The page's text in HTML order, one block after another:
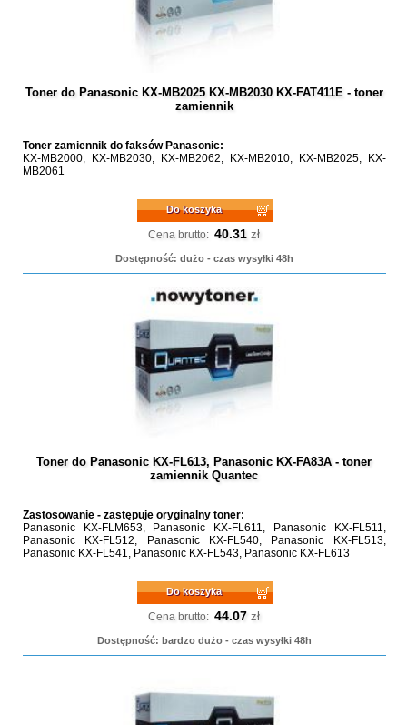
Toner do Panasonic KX-MB2025 KX-MB2030 KX-FAT411E - toner
zamiennik
Toner zamiennik do faksów Panasonic:
KX-MB2000, KX-MB2030, KX-MB2062, KX-MB2010, KX-MB2025, KX-
MB2061
Do koszyka
Cena brutto: 40.31 zł
Dostępność: dużo - czas wysyłki 48h
Toner do Panasonic KX-FL613, Panasonic KX-FA83A - toner
zamiennik Quantec
Zastosowanie - zastępuje oryginalny toner:
Panasonic KX-FLM653, Panasonic KX-FL611, Panasonic KX-FL511,
Panasonic KX-FL512, Panasonic KX-FL540, Panasonic KX-FL513,
Panasonic KX-FL541, Panasonic KX-FL543, Panasonic KX-FL613
Do koszyka
Cena brutto: 44.07 zł
Dostępność: bardzo dużo - czas wysyłki 48h